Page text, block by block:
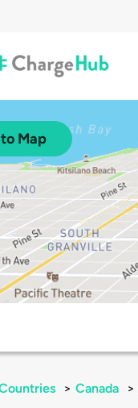
Map
> Canada >